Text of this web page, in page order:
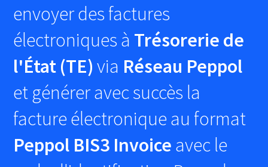
envoyer des factures
électroniques à Trésorerie de
l'État (TE) via Réseau Peppol
et générer avec succès la
facture électronique au format
Peppol BIS3 Invoice avec le